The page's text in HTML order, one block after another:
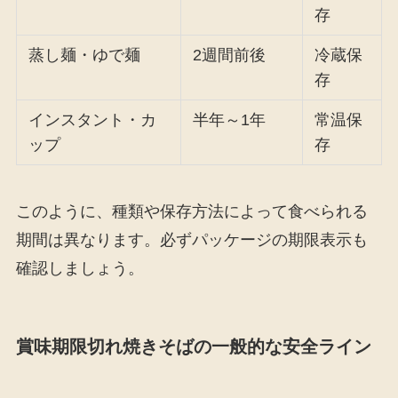
存
蒸し麺・ゆで麺 2週間前後
冷蔵保
存
インスタント・カ
ップ
半年～1年
常温保
存
このように、種類や保存方法によって食べられる
期間は異なります。必ずパッケージの期限表示も
確認しましょう。
賞味期限切れ焼きそばの一般的な安全ライン